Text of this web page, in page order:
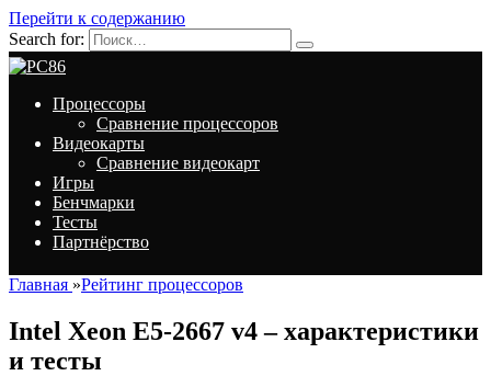
Перейти к содержанию
Search for:
Процессоры
Сравнение процессоров
Видеокарты
Сравнение видеокарт
Игры
Бенчмарки
Тесты
Партнёрство
Главная »Рейтинг процессоров
Intel Xeon E5-2667 v4 – характеристики
и тесты